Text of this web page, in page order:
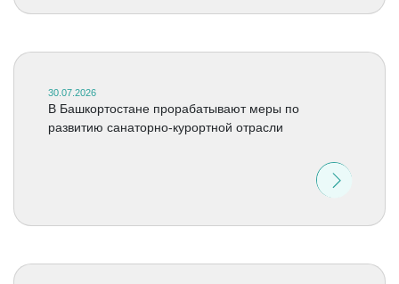
30.07.2026
В Башкортостане прорабатывают меры по
развитию санаторно-курортной отрасли